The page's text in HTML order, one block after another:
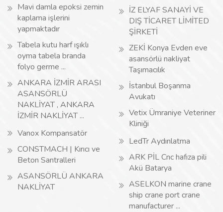
Mavi damla epoksi zemin
kaplama işlerini
yapmaktadır
Tabela kutu harf ışıklı
oyma tabela branda
folyo germe ...
ANKARA İZMİR ARASI
ASANSÖRLÜ
NAKLİYAT , ANKARA
İZMİR NAKLİYAT ...
Vanox Kompansatör
CONSTMACH | Kırıcı ve
Beton Santralleri
ASANSÖRLÜ ANKARA
NAKLİYAT
İZ ELYAF SANAYİ VE
DIŞ TİCARET LİMİTED
ŞİRKETİ
ZEKİ Konya Evden eve
asansörlü nakliyat
Taşımacılık
İstanbul Boşanma
Avukatı
Vetix Ümraniye Veteriner
Kliniği
LedTr Aydınlatma
ARK PİL Cnc hafıza pili
Akü Batarya
ASELKON marine crane
ship crane port crane
manufacturer ...